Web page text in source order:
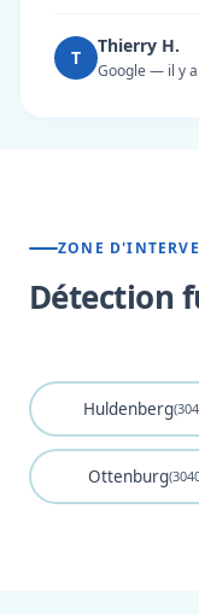
T
Thierry H.
Google — il y
ZONE
Détection
Huldenberg
Ottenburg